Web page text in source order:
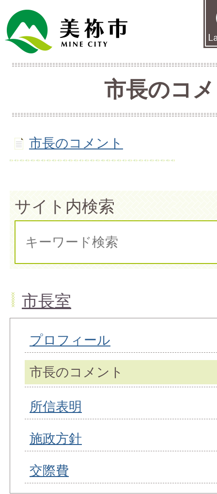
市長のコ
市長のコメント
サイト内検索
市長室
プロフィール
市長のコメント
所信表明
施政方針
交際費